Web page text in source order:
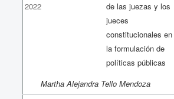
2022
de las juezas y los
jueces
constitucionales en
la formulación de
políticas públicas
Martha Alejandra Tello Mendoza